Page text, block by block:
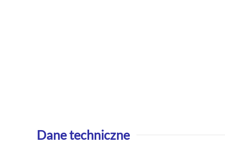
Dane techniczne